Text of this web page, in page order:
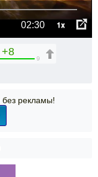
02:30 1x
+8
9
рекламы!